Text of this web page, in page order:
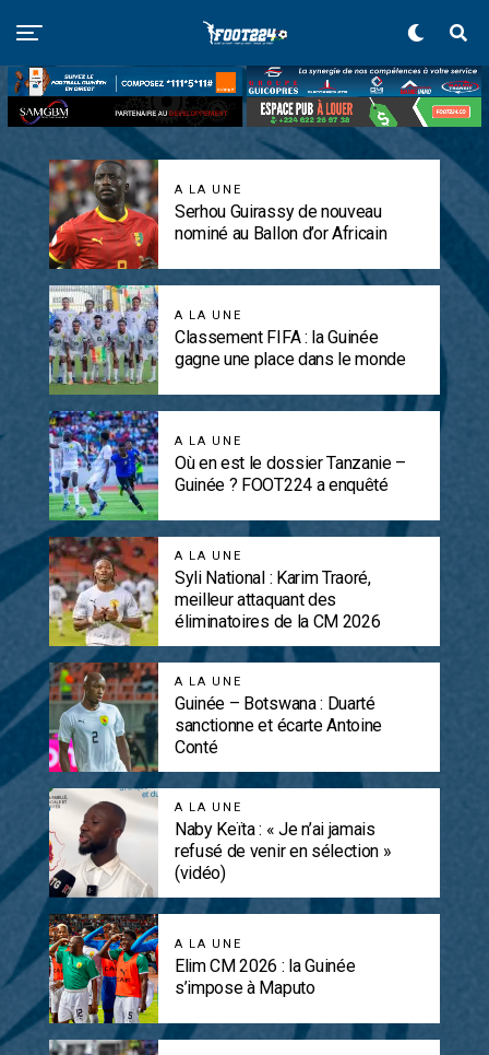
A LA UNE
Serhou Guirassy de nouveau
nominé au Ballon d’or Africain
A LA UNE
Classement FIFA : la Guinée
gagne une place dans le monde
A LA UNE
Où en est le dossier Tanzanie –
Guinée ? FOOT224 a enquêté
A LA UNE
Syli National : Karim Traoré,
meilleur attaquant des
éliminatoires de la CM 2026
A LA UNE
Guinée – Botswana : Duarté
sanctionne et écarte Antoine
Conté
A LA UNE
Naby Keïta : « Je n’ai jamais
refusé de venir en sélection »
(vidéo)
A LA UNE
Elim CM 2026 : la Guinée
s’impose à Maputo